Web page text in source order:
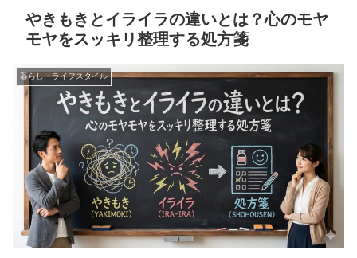
やきもきとイライラの違いとは？心のモヤ
モヤをスッキリ整理する処方箋
暮らし・ライフスタイル